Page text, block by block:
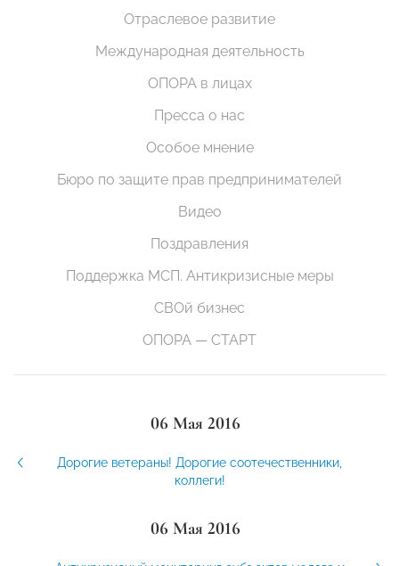
Отраслевое развитие
Международная деятельность
ОПОРА в лицах
Пресса о нас
Особое мнение
Бюро по защите прав предпринимателей
Видео
Поздравления
Поддержка МСП. Антикризисные меры
СВОй бизнес
ОПОРА — СТАРТ
06 Мая 2016
Дорогие ветераны! Дорогие соотечественники,
коллеги!
06 Мая 2016